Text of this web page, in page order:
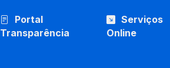
Portal
Transparência
Serviços
Online